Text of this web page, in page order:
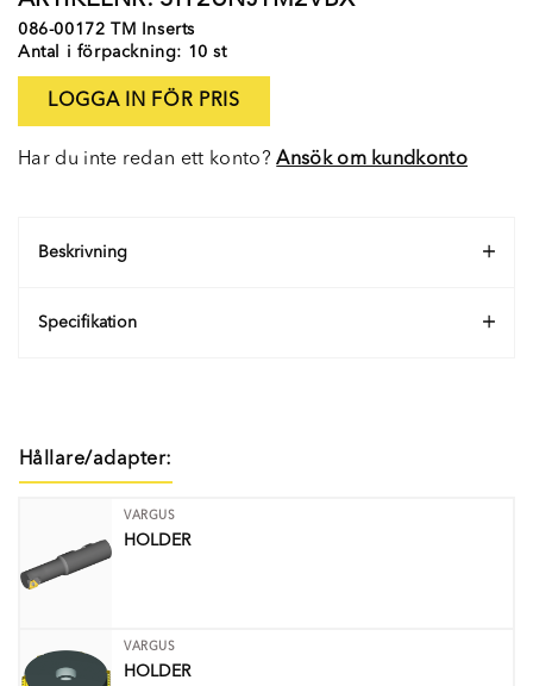
086-00172 TM Inserts
Antal i förpackning: 10 st
LOGGA IN FÖR PRIS
Har du inte redan ett konto?Ansök om kundkonto
Beskrivning
Specifikation
Hållare/adapter:
VARGUS
HOLDER
VARGUS
HOLDER